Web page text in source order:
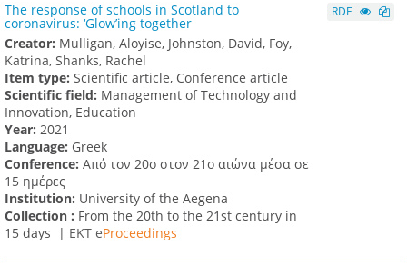
The response of schools in Scotland to
coronavirus: ‘Glow’ing together
Creator: Mulligan, Aloyise, Johnston, David, Foy,
Katrina, Shanks, Rachel
Item type: Scientific article, Conference article
Scientific field: Management of Technology and
Innovation, Education
Υear: 2021
Language: Greek
Conference: Από τον 20ο στον 21ο αιώνα μέσα σε
15 ημέρες
Institution: University of the Aegena
Collection : From the 20th to the 21st century in
15 days | ΕΚΤ eProceedings
RDF